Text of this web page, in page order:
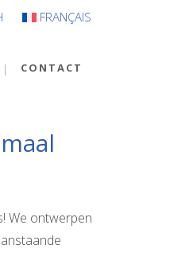
FRANÇAIS
CONTACT
We ontwerpen